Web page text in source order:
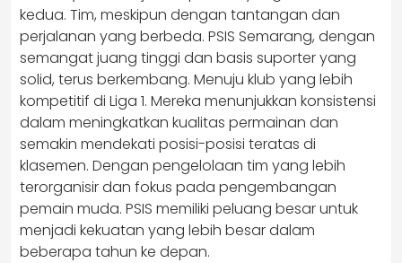
kedua. Tim, meskipun dengan tantangan dan
perjalanan yang berbeda. PSIS Semarang, dengan
semangat juang tinggi dan basis suporter yang
solid, terus berkembang. Menuju klub yang lebih
kompetitif di Liga 1. Mereka menunjukkan konsistensi
dalam meningkatkan kualitas permainan dan
semakin mendekati posisi-posisi teratas di
klasemen. Dengan pengelolaan tim yang lebih
terorganisir dan fokus pada pengembangan
pemain muda. PSIS memiliki peluang besar untuk
menjadi kekuatan yang lebih besar dalam
beberapa tahun ke depan.